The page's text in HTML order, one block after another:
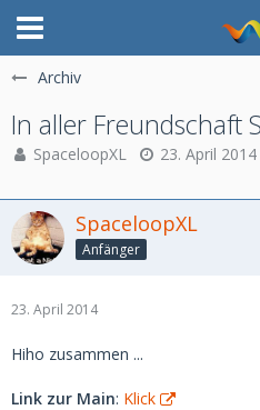
Archiv
In aller Freundschaft
SpaceloopXL 23. April 2014
SpaceloopXL
Anfänger
23. April 2014
Hiho zusammen ...
Link zur Main: Klick